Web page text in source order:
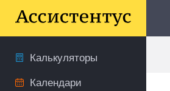
Калькуляторы
Календари